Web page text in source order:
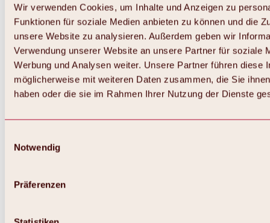
Wir verwenden Cookies, um Inhalte und Anzeigen zu
Funktionen für soziale Medien anbieten zu können und die
unsere Website zu analysieren. Außerdem geben wir
Verwendung unserer Website an unsere Partner für soziale
Werbung und Analysen weiter. Unsere Partner führen diese
möglicherweise mit weiteren Daten zusammen, die Sie
haben oder die sie im Rahmen Ihrer Nutzung der Dienste
Notwendig
Präferenzen